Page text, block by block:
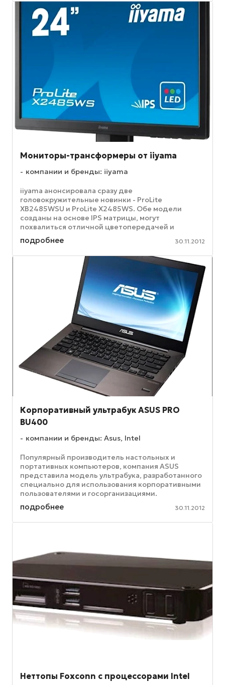
Мониторы-трансформеры от iiyama
компании и бренды: iiyama
iiyama анонсировала сразу две
головокружительные новинки - ProLite
XB2485WSU и ProLite X2485WS. Обе модели
созданы на основе IPS матрицы, могут
похвалиться отличной цветопередачей и
максимально широкими углами обзора (178/178 по
горизонтали и ...
подробнее 30.11.2012
Корпоративный ультрабук ASUS PRO
BU400
компании и бренды: Asus, Intel
Популярный производитель настольных и
портативных компьютеров, компания ASUS
представила модель ультрабука, разработанного
специально для использования корпоративными
пользователями и госорганизациями.
Портативный компьютер ASUS PRO BU400 может
быть ...
подробнее 30.11.2012
Неттопы Foxconn с процессорами Intel